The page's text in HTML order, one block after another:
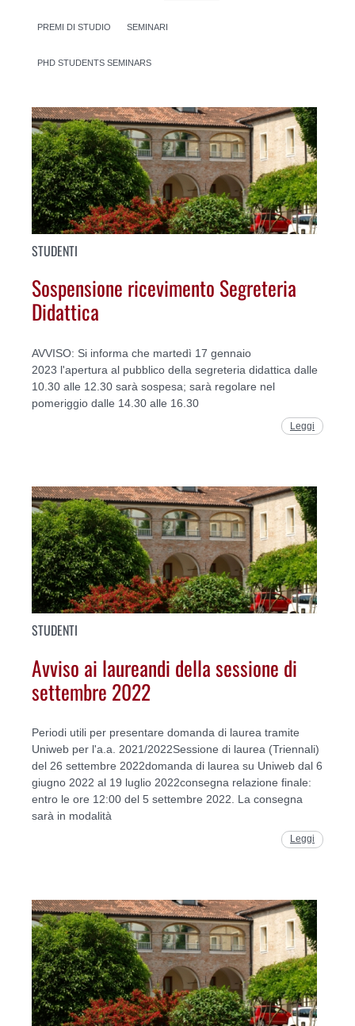
PREMI DI STUDIO SEMINARI
PHD STUDENTS SEMINARS
STUDENTI
Sospensione ricevimento Segreteria
Didattica
AVVISO: Si informa che martedì 17 gennaio
2023 l'apertura al pubblico della segreteria didattica dalle
10.30 alle 12.30 sarà sospesa; sarà regolare nel
pomeriggio dalle 14.30 alle 16.30
Leggi
STUDENTI
Avviso ai laureandi della sessione di
settembre 2022
Periodi utili per presentare domanda di laurea tramite
Uniweb per l'a.a. 2021/2022Sessione di laurea (Triennali)
del 26 settembre 2022domanda di laurea su Uniweb dal 6
giugno 2022 al 19 luglio 2022consegna relazione finale:
entro le ore 12:00 del 5 settembre 2022. La consegna
sarà in modalità
Leggi